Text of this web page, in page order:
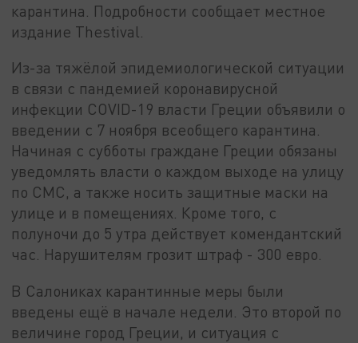
карантина. Подробности сообщает местное
издание Thestival.
Из-за тяжёлой эпидемиологической ситуации
в связи с пандемией коронавирусной
инфекции COVID-19 власти Греции объявили о
введении с 7 ноября всеобщего карантина.
Начиная с субботы граждане Греции обязаны
уведомлять власти о каждом выходе на улицу
по СМС, а также носить защитные маски на
улице и в помещениях. Кроме того, с
полуночи до 5 утра действует комендантский
час. Нарушителям грозит штраф - 300 евро.
В Салониках карантинные меры были
введены ещё в начале недели. Это второй по
величине город Греции, и ситуация с